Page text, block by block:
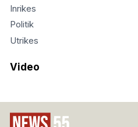
Inrikes
Politik
Utrikes
Video